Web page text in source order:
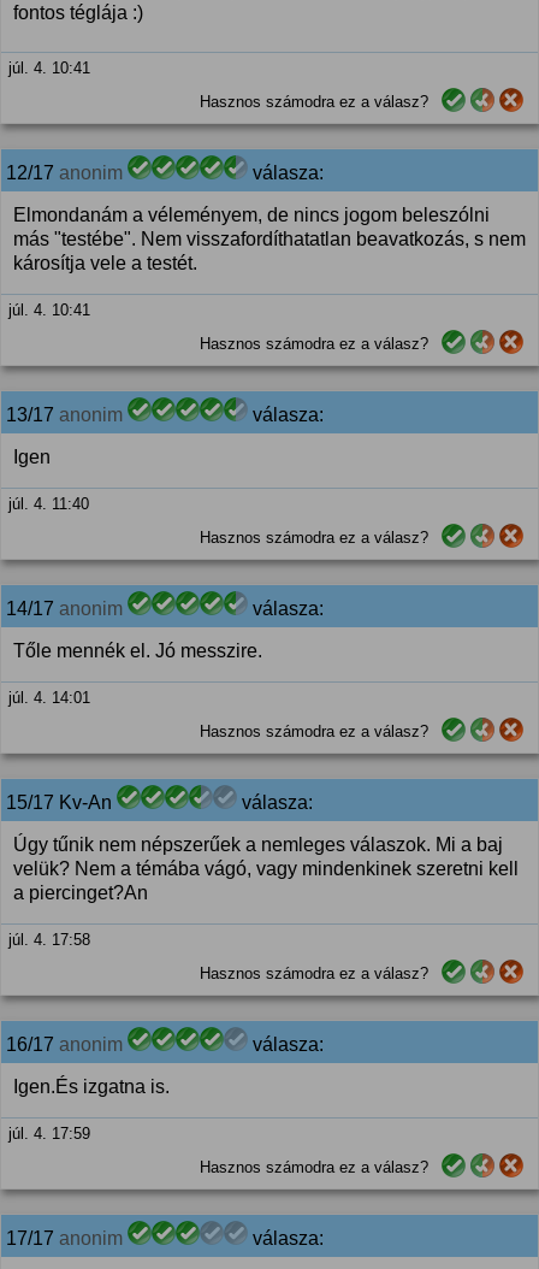
fontos téglája :)
júl. 4. 10:41
Hasznos számodra ez a válasz?
12/17 anonim válasza:
Elmondanám a véleményem, de nincs jogom beleszólni
más "testébe". Nem visszafordíthatatlan beavatkozás, s nem
károsítja vele a testét.
júl. 4. 10:41
Hasznos számodra ez a válasz?
13/17 anonim válasza:
Igen
júl. 4. 11:40
Hasznos számodra ez a válasz?
14/17 anonim válasza:
Tőle mennék el. Jó messzire.
júl. 4. 14:01
Hasznos számodra ez a válasz?
15/17 Kv-An válasza:
Úgy tűnik nem népszerűek a nemleges válaszok. Mi a baj
velük? Nem a témába vágó, vagy mindenkinek szeretni kell
a piercinget?An
júl. 4. 17:58
Hasznos számodra ez a válasz?
16/17 anonim válasza:
Igen.És izgatna is.
júl. 4. 17:59
Hasznos számodra ez a válasz?
17/17 anonim válasza: